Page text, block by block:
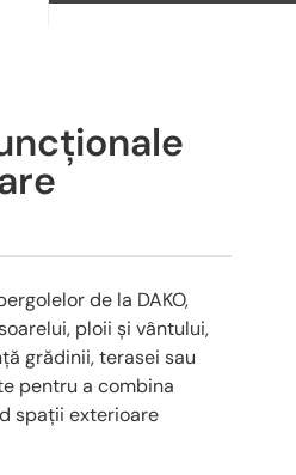
de la DAKO,
ploii și vântului,
grădinii, terasei sau
pentru a combina
spații exterioare